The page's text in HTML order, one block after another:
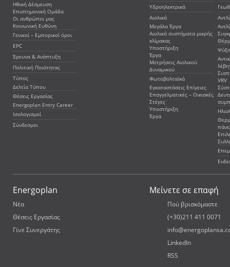
Ηθική Δέσμευση
Επιστημονική Ομάδα
Οι ανθρώποι μας
Κοινωνική Ευθύνη
Γενικοί – Εμπορικοί όροι
EPC
Έρευνα & Ανάπτυξη
Πολιτική Ποιότητας
Τύπος
Δελτία Τύπου
Θέσεις Εργασίας
Energoplan Entry Career
Ισολογισμοί
Σύνδεσμοι
Υδροηλεκτρικά
Αιολικά
Μεγάλα Έργα
Αιολικά συστήματα μικρής
κλίμακας
Υποστήριξη
Έργα
Μετρήσεις Αιολικού
Δυναμικού
Φωτοβολταϊκά
Εγκαταστάσεις Επίγειες
Επαγγελματικές – Οικιακές
Στέγες
Υποστήριξη
Έργα
VRV
Energoplan
Νέα
Θέσεις Εργασίας
Γίνε Συνεργάτης
Μείνετε σε επαφή
Πού βρισκόμαστε
(+30)211 411 0071
LinkedIn
RSS